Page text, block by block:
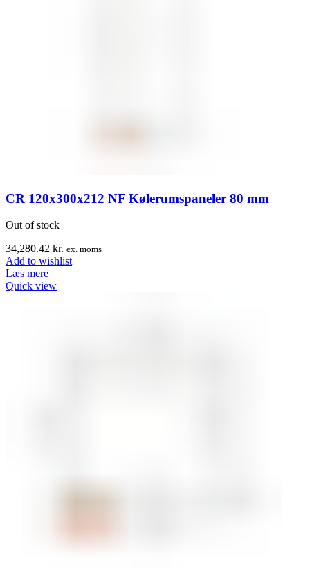
CR 120x300x212 NF Kølerumspaneler 80 mm
Out of stock
34,280.42 kr. ex. moms
Add to wishlist
Læs mere
Quick view